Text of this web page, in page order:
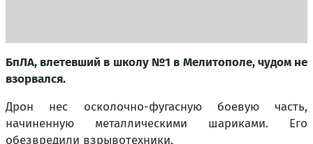
БпЛА, влетевший в школу №1 в Мелитополе, чудом не
взорвался.
Дрон нес осколочно-фугасную боевую часть,
начиненную металлическими шариками. Его
обезвредили взрывотехники.